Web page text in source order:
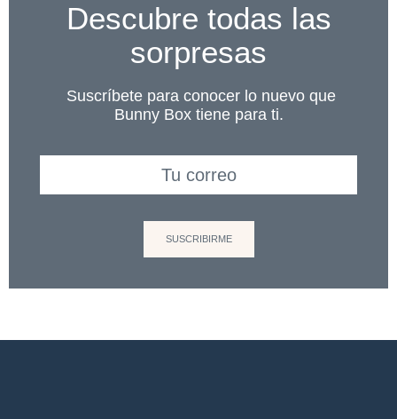
Descubre todas las
sorpresas
Suscríbete para conocer lo nuevo que
Bunny Box tiene para ti.
SUSCRIBIRME